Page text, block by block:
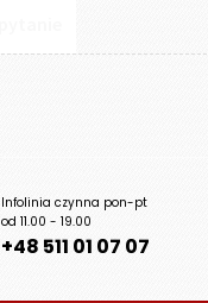
Infolinia czynna pon-pt
od 11.00 - 19.00
+48 511 01 07 07